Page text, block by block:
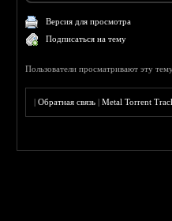
Версия для просмотра
Подписаться на тему
Пользователи просматривают эту
|Обратная связь |Metal Torrent